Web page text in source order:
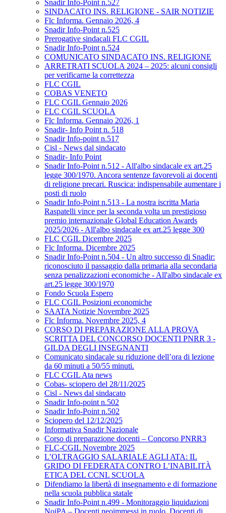
Snadir Info-Point n.527
SINDACATO INS. RELIGIONE - SAIR NOTIZIE
Flc Informa. Gennaio 2026, 4
Snadir Info-Point n.525
Prerogative sindacali FLC CGIL
Snadir Info-Point n.524
COMUNICATO SINDACATO INS. RELIGIONE
ARRETRATI SCUOLA 2024 – 2025: alcuni consigli
per verificarne la correttezza
FLC CGIL
COBAS VENETO
FLC CGIL Gennaio 2026
FLC CGIL SCUOLA
Flc Informa. Gennaio 2026, 1
Snadir- Info Point n. 518
Snadir Info-point n.517
Cisl - News dal sindacato
Snadir- Info Point
Snadir Info-Point n.512 - All'albo sindacale ex art.25
legge 300/1970. Ancora sentenze favorevoli ai docenti
di religione precari. Ruscica: indispensabile aumentare i
posti di ruolo
Snadir Info-Point n.513 - La nostra iscritta Maria
Raspatelli vince per la seconda volta un prestigioso
premio internazionale Global Education Awards
2025/2026 - All'albo sindacale ex art.25 legge 300
FLC CGIL Dicembre 2025
Flc Informa. Dicembre 2025
Snadir Info-Point n.504 - Un altro successo di Snadir:
riconosciuto il passaggio dalla primaria alla secondaria
senza penalizzazioni economiche - All'albo sindacale ex
art.25 legge 300/1970
Fondo Scuola Espero
FLC CGIL Posizioni economiche
SAATA Notizie Novembre 2025
Flc Informa. Novembre 2025, 4
CORSO DI PREPARAZIONE ALLA PROVA
SCRITTA DEL CONCORSO DOCENTI PNRR 3 -
GILDA DEGLI INSEGNANTI
Comunicato sindacale su riduzione dell’ora di lezione
da 60 minuti a 50/55 minuti.
FLC CGIL Ata news
Cobas- sciopero del 28/11/2025
Cisl - News dal sindacato
Snadir Info-point n.502
Snadir Info-Point n.502
Sciopero del 12/12/2025
Informativa Snadir Nazionale
Corso di preparazione docenti – Concorso PNRR3
FLC-CGIL Novembre 2025
L’OLTRAGGIO SALARIALE AGLI ATA: IL
GRIDO DI FEDERATA CONTRO L’INABILITÀ
ETICA DEL CCNL SCUOLA
Difendiamo la libertà di insegnamento e di formazione
nella scuola pubblica statale
Snadir Info-Point n.499 - Monitoraggio liquidazioni